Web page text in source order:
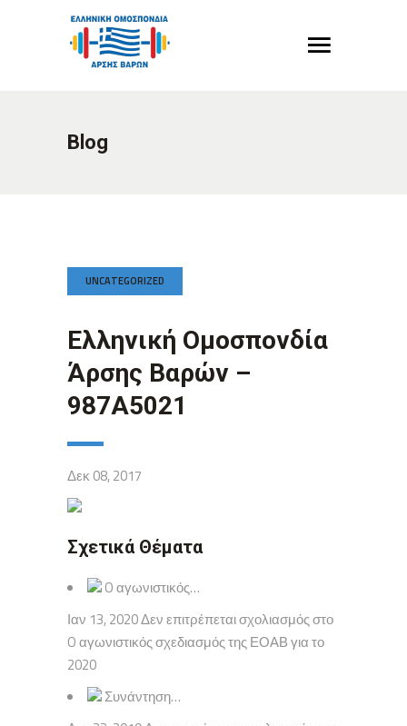
Blog
UNCATEGORIZED
Ελληνική Ομοσπονδία
Άρσης Βαρών –
987A5021
Δεκ 08, 2017
Σχετικά Θέματα
O αγωνιστικός…
Ιαν 13, 2020 Δεν επιτρέπεται σχολιασμός στο
O αγωνιστικός σχεδιασμός της ΕΟΑΒ για το
2020
Συνάντηση…